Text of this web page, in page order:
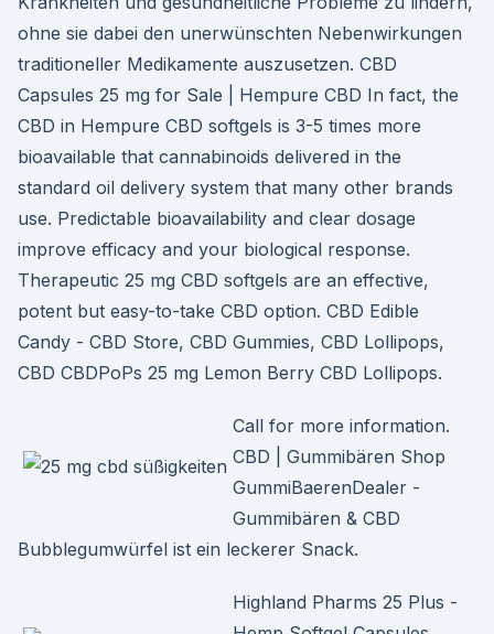
ohne sie dabei den unerwünschten Nebenwirkungen
traditioneller Medikamente auszusetzen. CBD
Capsules 25 mg for Sale | Hempure CBD In fact, the
CBD in Hempure CBD softgels is 3-5 times more
bioavailable that cannabinoids delivered in the
standard oil delivery system that many other brands
use. Predictable bioavailability and clear dosage
improve efficacy and your biological response.
Therapeutic 25 mg CBD softgels are an effective,
potent but easy-to-take CBD option. CBD Edible
Candy - CBD Store, CBD Gummies, CBD Lollipops,
CBD CBDPoPs 25 mg Lemon Berry CBD Lollipops.
Call for more information.
CBD | Gummibären Shop
GummiBaerenDealer -
Gummibären & CBD
Bubblegumwürfel ist ein leckerer Snack.
Highland Pharms 25 Plus -